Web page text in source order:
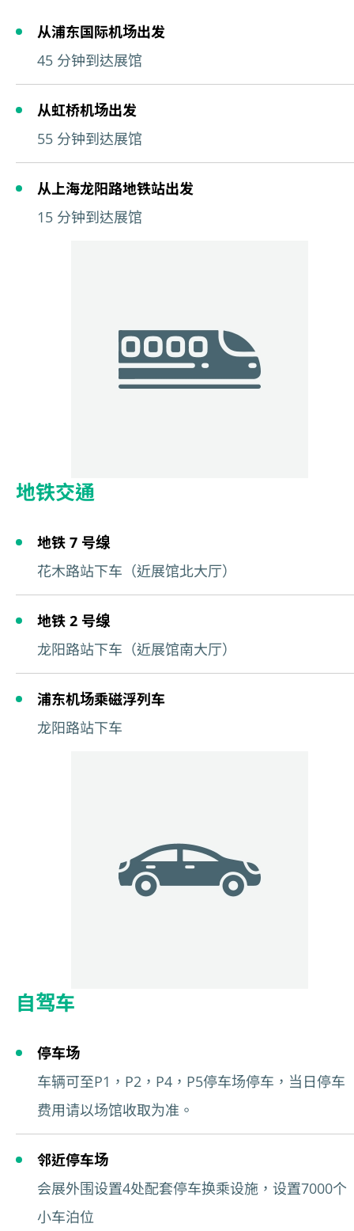
从浦东国际机场出发
45 分钟到达展馆
从虹桥机场出发
55 分钟到达展馆
从上海龙阳路地铁站出发
15 分钟到达展馆
地铁交通
地铁 7 号缐
花木路站下车（近展馆北大厅）
地铁 2 号缐
龙阳路站下车（近展馆南大厅）
浦东机场乘磁浮列车
龙阳路站下车
自驾车
停车场
车辆可至P1，P2，P4，P5停车场停车，当日停车
费用请以场馆收取为准。
邻近停车场
会展外围设置4处配套停车换乘设施，设置7000个
小车泊位